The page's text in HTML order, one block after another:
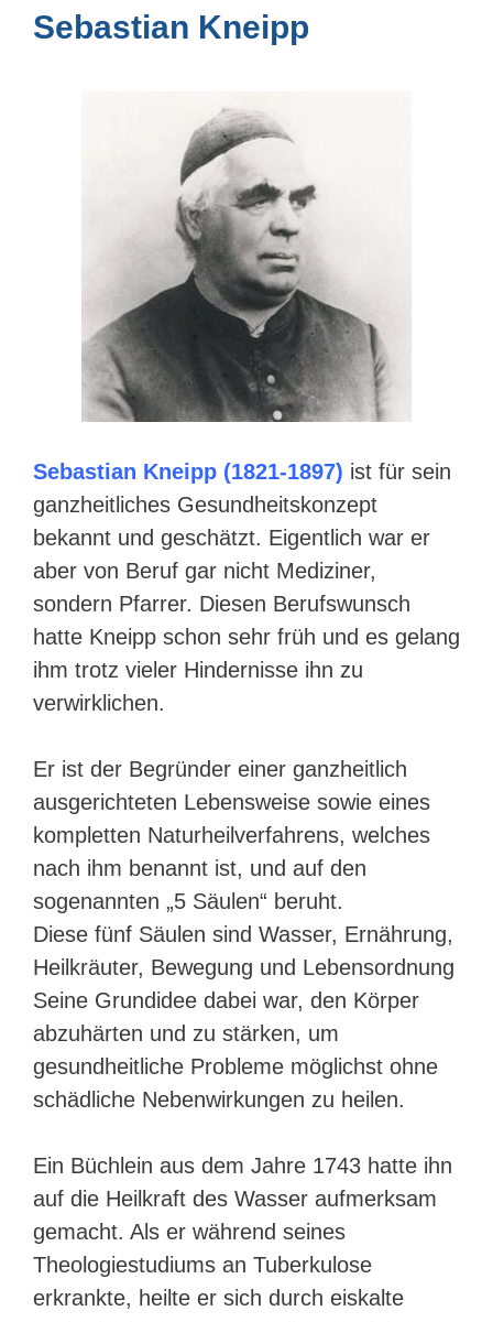
Sebastian Kneipp
Sebastian Kneipp (1821-1897) ist für sein
ganzheitliches Gesundheitskonzept
bekannt und geschätzt. Eigentlich war er
aber von Beruf gar nicht Mediziner,
sondern Pfarrer. Diesen Berufswunsch
hatte Kneipp schon sehr früh und es gelang
ihm trotz vieler Hindernisse ihn zu
verwirklichen.
Er ist der Begründer einer ganzheitlich
ausgerichteten Lebensweise sowie eines
kompletten Naturheilverfahrens, welches
nach ihm benannt ist, und auf den
sogenannten „5 Säulen“ beruht.
Diese fünf Säulen sind Wasser, Ernährung,
Heilkräuter, Bewegung und Lebensordnung
Seine Grundidee dabei war, den Körper
abzuhärten und zu stärken, um
gesundheitliche Probleme möglichst ohne
schädliche Nebenwirkungen zu heilen.
Ein Büchlein aus dem Jahre 1743 hatte ihn
auf die Heilkraft des Wasser aufmerksam
gemacht. Als er während seines
Theologiestudiums an Tuberkulose
erkrankte, heilte er sich durch eiskalte